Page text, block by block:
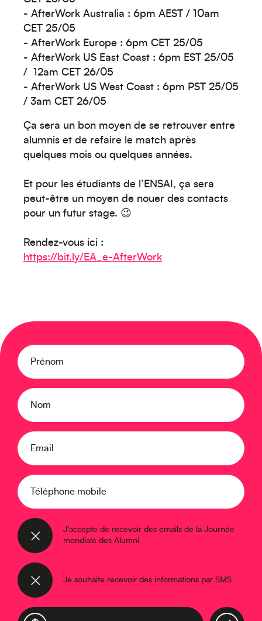
- AfterWork Australia : 6pm AEST / 10am
CET 25/05
- AfterWork Europe : 6pm CET 25/05
- AfterWork US East Coast : 6pm EST 25/05
/ 12am CET 26/05
- AfterWork US West Coast : 6pm PST 25/05
/ 3am CET 26/05
Ça sera un bon moyen de se retrouver entre
alumnis et de refaire le match après
quelques mois ou quelques années.
Et pour les étudiants de l’ENSAI, ça sera
peut-être un moyen de nouer des contacts
pour un futur stage. 😉
Rendez-vous ici :
https://bit.ly/EA_e-AfterWork
Prénom
Nom
Email
Téléphone mobile
J'accepte de recevoir des emails de la Journée
mondiale des Alumni
Je souhaite recevoir des informations par SMS
Moyen-Orient
Océanie
Créez votre événement